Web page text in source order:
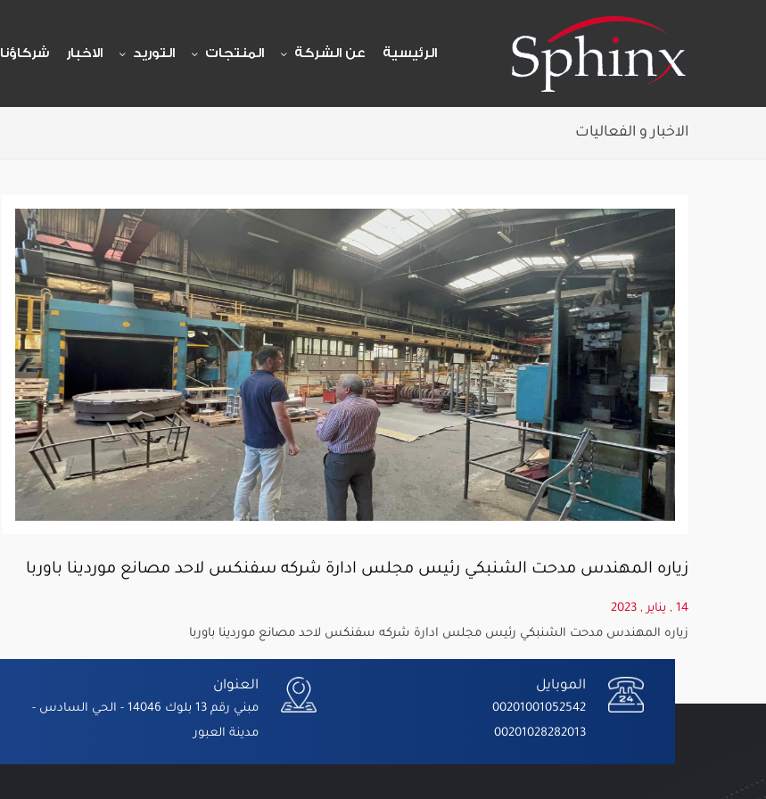
الرئيسية عن الشركة المنتجات التوريد الاخبار شركاؤنا
الاخبار و الفعاليات
زياره المهندس مدحت الشنبكي رئيس مجلس ادارة شركه سفنكس لاحد مصانع موردينا باوربا
14 , يناير , 2023
زياره المهندس مدحت الشنبكي رئيس مجلس ادارة شركه سفنكس لاحد مصانع موردينا باوربا
الموبايل
00201001052542
00201028282013
العنوان
مبني رقم 13 بلوك 14046 - الحي السادس -
مدينة العبور